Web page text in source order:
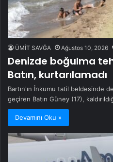
ÜMİT SAVĞA Ağustos 10, 2026
Denizde boğulma
Batın, kurtarılamadı
Bartın'ın İnkumu tatil beldesinde
geçiren Batın Güney (17),
Devamını Oku »